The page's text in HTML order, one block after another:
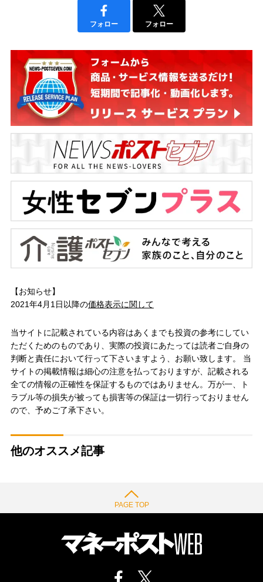
フォロー フォロー
【お知らせ】
2021年4月1日以降の価格表示に関して
当サイトに記載されている内容はあくまでも投資の参考にしてい
ただくためのものであり、実際の投資にあたっては読者ご自身の
判断と責任において行って下さいますよう、お願い致します。 当
サイトの掲載情報は細心の注意を払っておりますが、記載される
全ての情報の正確性を保証するものではありません。万が一、ト
ラブル等の損失が被っても損害等の保証は一切行っておりません
ので、予めご了承下さい。
他のオススメ記事
PAGE TOP